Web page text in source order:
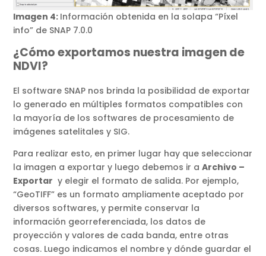
Imagen 4: Información obtenida en la solapa “Píxel
info” de SNAP 7.0.0
¿Cómo exportamos nuestra imagen de
NDVI?
El software SNAP nos brinda la posibilidad de exportar
lo generado en múltiples formatos compatibles con
la mayoría de los softwares de procesamiento de
imágenes satelitales y SIG.
Para realizar esto, en primer lugar hay que seleccionar
la imagen a exportar y luego debemos ir aArchivo –
Exportar y elegir el formato de salida. Por ejemplo,
“GeoTIFF” es un formato ampliamente aceptado por
diversos softwares, y permite conservar la
información georreferenciada, los datos de
proyección y valores de cada banda, entre otras
cosas. Luego indicamos el nombre y dónde guardar el